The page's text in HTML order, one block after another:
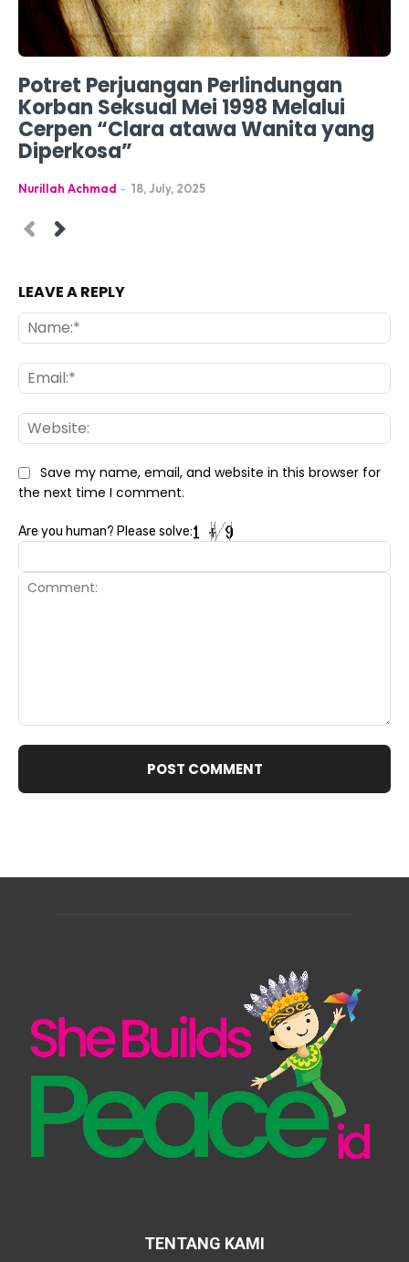
Potret Perjuangan Perlindungan
Korban Seksual Mei 1998 Melalui
Cerpen “Clara atawa Wanita yang
Diperkosa”
Nurillah Achmad - 18, July, 2025
LEAVE A REPLY
Save my name, email, and website in this browser for
the next time I comment.
Are you human? Please solve:
TENTANG KAMI